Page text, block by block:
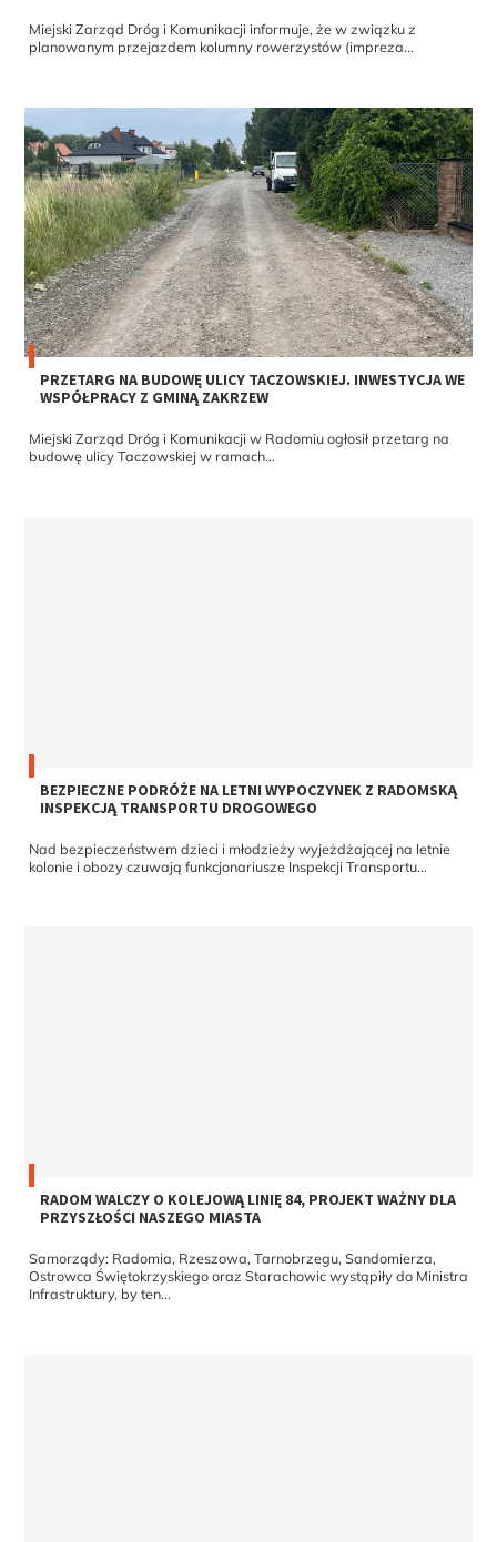
Miejski Zarząd Dróg i Komunikacji informuje, że w związku z
planowanym przejazdem kolumny rowerzystów (impreza...
PRZETARG NA BUDOWĘ ULICY TACZOWSKIEJ. INWESTYCJA WE
WSPÓŁPRACY Z GMINĄ ZAKRZEW
Miejski Zarząd Dróg i Komunikacji w Radomiu ogłosił przetarg na
budowę ulicy Taczowskiej w ramach...
BEZPIECZNE PODRÓŻE NA LETNI WYPOCZYNEK Z RADOMSKĄ
INSPEKCJĄ TRANSPORTU DROGOWEGO
Nad bezpieczeństwem dzieci i młodzieży wyjeżdżającej na letnie
kolonie i obozy czuwają funkcjonariusze Inspekcji Transportu...
RADOM WALCZY O KOLEJOWĄ LINIĘ 84, PROJEKT WAŻNY DLA
PRZYSZŁOŚCI NASZEGO MIASTA
Samorządy: Radomia, Rzeszowa, Tarnobrzegu, Sandomierza,
Ostrowca Świętokrzyskiego oraz Starachowic wystąpiły do Ministra
Infrastruktury, by ten...